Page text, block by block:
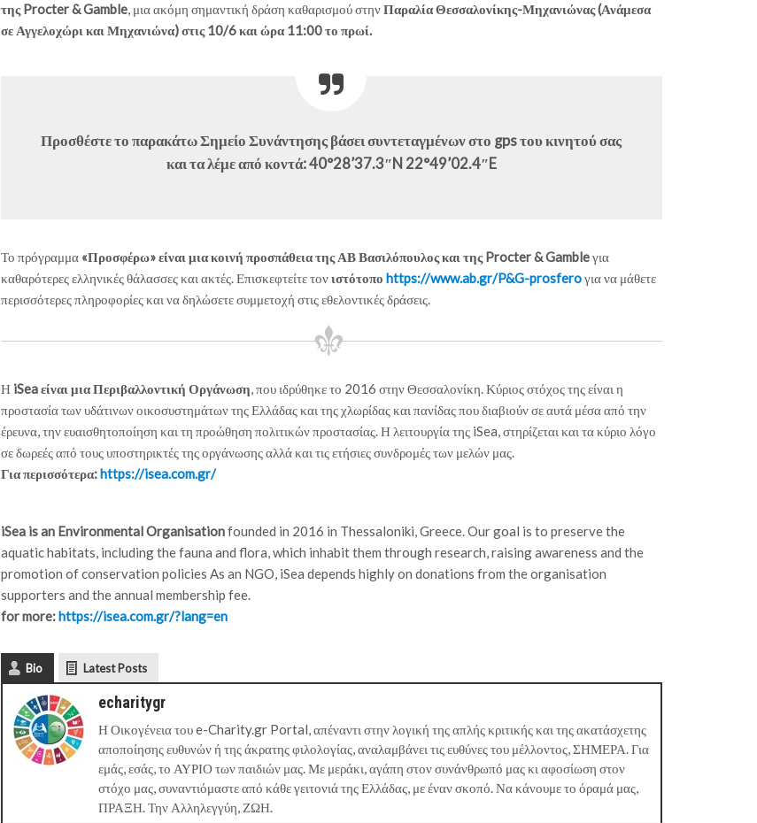
της Procter & Gamble, μια ακόμη σημαντική δράση καθαρισμού στηνΠαραλία Θεσσαλονίκης-Μηχανιώνας (Ανάμεσα
σε Αγγελοχώρι και Μηχανιώνα) στις 10/6 και ώρα 11:00 το πρωί.
Προσθέστε το παρακάτω Σημείο Συνάντησης βάσει συντεταγμένων στο gps του κινητού σας
και τα λέμε από κοντά: 40°28’37.3″N 22°49’02.4″E
Το πρόγραμμα «Προσφέρω» είναι μια κοινή προσπάθεια της ΑΒ Βασιλόπουλος και της Procter & Gambleγια
καθαρότερες ελληνικές θάλασσες και ακτές. Επισκεφτείτε τονιστότοπο https://www.ab.gr/P&G-prosferoγια να μάθετε
περισσότερες πληροφορίες και να δηλώσετε συμμετοχή στις εθελοντικές δράσεις.
Η iSea είναι μια Περιβαλλοντική Οργάνωση, που ιδρύθηκε το 2016 στην Θεσσαλονίκη. Κύριος στόχος της είναι η
προστασία των υδάτινων οικοσυστημάτων της Ελλάδας και της χλωρίδας και πανίδας που διαβιούν σε αυτά μέσα από την
έρευνα, την ευαισθητοποίηση και τη προώθηση πολιτικών προστασίας. Η λειτουργία της iSea, στηρίζεται και τα κύριο λόγο
σε δωρεές από τους υποστηρικτές της οργάνωσης αλλά και τις ετήσιες συνδρομές των μελών μας.
Για περισσότερα:https://isea.com.gr/
iSea is an Environmental Organisationfounded in 2016 in Thessaloniki, Greece. Our goal is to preserve the
aquatic habitats, including the fauna and flora, which inhabit them through research, raising awareness and the
promotion of conservation policies As an NGO, iSea depends highly on donations from the organisation
supporters and the annual membership fee.
for more:https://isea.com.gr/?lang=en
Bio Latest Posts
echaritygr
Η Οικογένεια του e-Charity.gr Portal, απέναντι στην λογική της απλής κριτικής και της ακατάσχετης
αποποίησης ευθυνών ή της άκρατης φιλολογίας, αναλαμβάνει τις ευθύνες του μέλλοντος, ΣΗΜΕΡΑ. Για
εμάς, εσάς, το ΑΥΡΙΟ των παιδιών μας. Με μεράκι, αγάπη στον συνάνθρωπό μας κι αφοσίωση στον
στόχο μας, συναντιόμαστε από κάθε γειτονιά της Ελλάδας, με έναν σκοπό. Να κάνουμε το όραμά μας,
ΠΡΑΞΗ. Την Αλληλεγγύη, ΖΩΗ.